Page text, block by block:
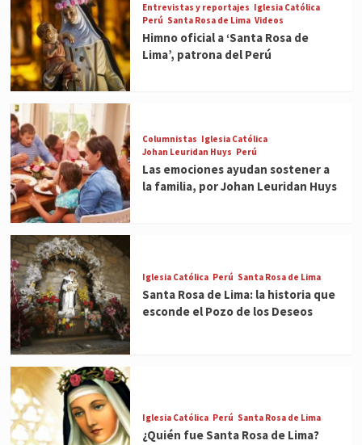
Entrevistas y reportajes Iglesia Católica
Perú Santa Rosa de Lima Videos
Himno oficial a ‘Santa Rosa de
Lima’, patrona del Perú
Columnistas Iglesia Católica
Johan Leuridan Huys Perú
Las emociones ayudan sostener a
la familia, por Johan Leuridan Huys
Iglesia Católica Perú Santa Rosa de Lima
Santa Rosa de Lima: la historia que
esconde el Pozo de los Deseos
Iglesia Católica Perú Santa Rosa de Lima
¿Quién fue Santa Rosa de Lima?